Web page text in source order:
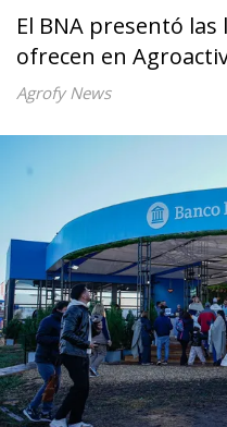
El BNA presentó
ofrecen en
Agrofy News